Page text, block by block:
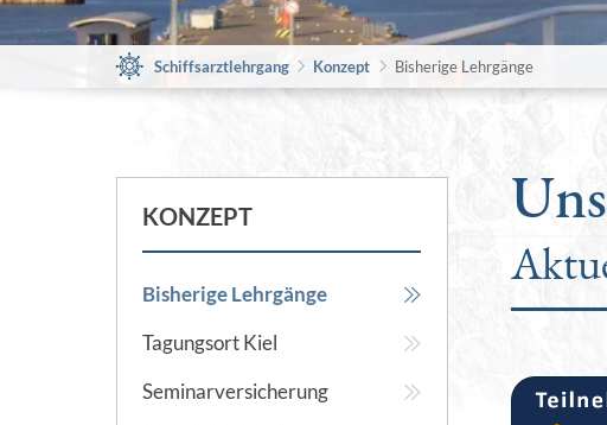
Schiffsarztlehrgang Konzept Bisherige Lehrgänge
KONZEPT
Bisherige Lehrgänge
Tagungsort Kiel
Seminarversicherung